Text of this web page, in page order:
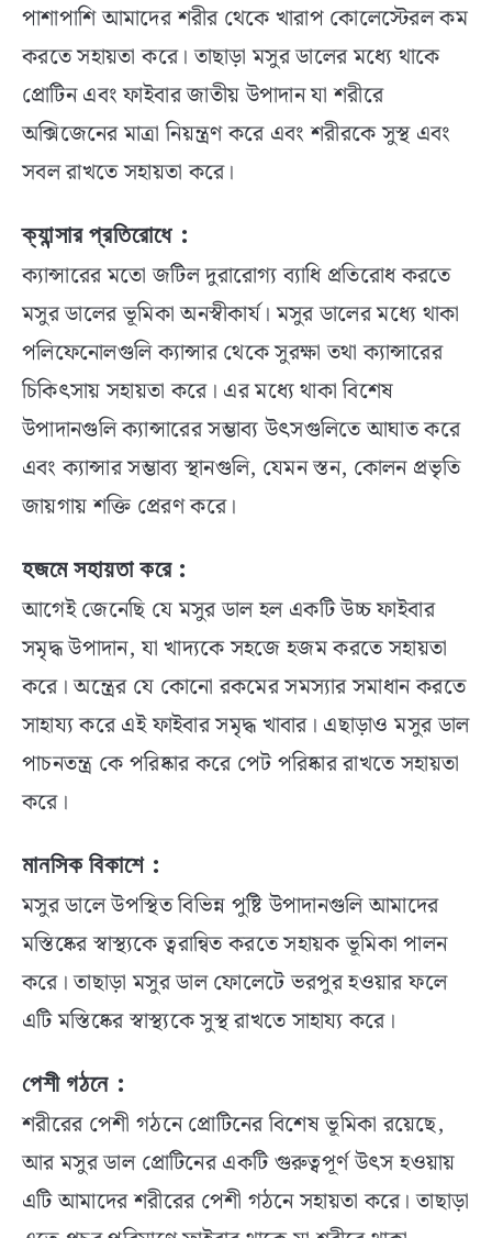
পাশাপাশি আমাদের শরীর থেকে খারাপ কোলেস্টেরল কম
করতে সহায়তা করে। তাছাড়া মসুর ডালের মধ্যে থাকে
প্রোটিন এবং ফাইবার জাতীয় উপাদান যা শরীরে
অক্সিজেনের মাত্রা নিয়ন্ত্রণ করে এবং শরীরকে সুস্থ এবং
সবল রাখতে সহায়তা করে।
ক্যান্সার প্রতিরোধে :
ক্যান্সারের মতো জটিল দুরারোগ্য ব্যাধি প্রতিরোধ করতে
মসুর ডালের ভূমিকা অনস্বীকার্য। মসুর ডালের মধ্যে থাকা
পলিফেনোলগুলি ক্যান্সার থেকে সুরক্ষা তথা ক্যান্সারের
চিকিৎসায় সহায়তা করে। এর মধ্যে থাকা বিশেষ
উপাদানগুলি ক্যান্সারের সম্ভাব্য উৎসগুলিতে আঘাত করে
এবং ক্যান্সার সম্ভাব্য স্থানগুলি, যেমন স্তন, কোলন প্রভৃতি
জায়গায় শক্তি প্রেরণ করে।
হজমে সহায়তা করে :
আগেই জেনেছি যে মসুর ডাল হল একটি উচ্চ ফাইবার
সমৃদ্ধ উপাদান, যা খাদ্যকে সহজে হজম করতে সহায়তা
করে। অন্ত্রের যে কোনো রকমের সমস্যার সমাধান করতে
সাহায্য করে এই ফাইবার সমৃদ্ধ খাবার। এছাড়াও মসুর ডাল
পাচনতন্ত্র কে পরিষ্কার করে পেট পরিষ্কার রাখতে সহায়তা
করে।
মানসিক বিকাশে:
মসুর ডালে উপস্থিত বিভিন্ন পুষ্টি উপাদানগুলি আমাদের
মস্তিষ্কের স্বাস্থ্যকে ত্বরান্বিত করতে সহায়ক ভূমিকা পালন
করে। তাছাড়া মসুর ডাল ফোলেটে ভরপুর হওয়ার ফলে
এটি মস্তিষ্কের স্বাস্থ্যকে সুস্থ রাখতে সাহায্য করে।
পেশী গঠনে :
শরীরের পেশী গঠনে প্রোটিনের বিশেষ ভূমিকা রয়েছে,
আর মসুর ডাল প্রোটিনের একটি গুরুত্বপূর্ণ উৎস হওয়ায়
এটি আমাদের শরীরের পেশী গঠনে সহায়তা করে। তাছাড়া